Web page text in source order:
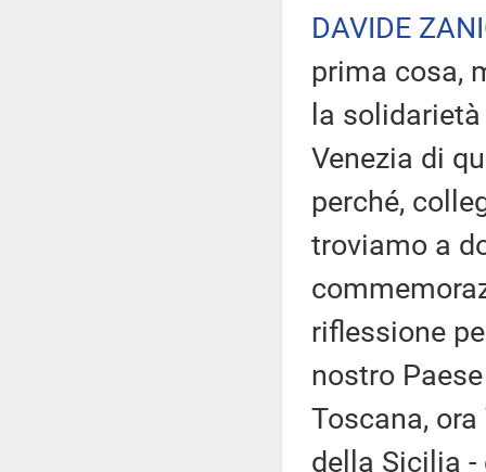
DAVIDE
prima cosa,
la
Venezia di
perché,
troviamo a
riflessione
nostro
Toscana,
della Sicilia -